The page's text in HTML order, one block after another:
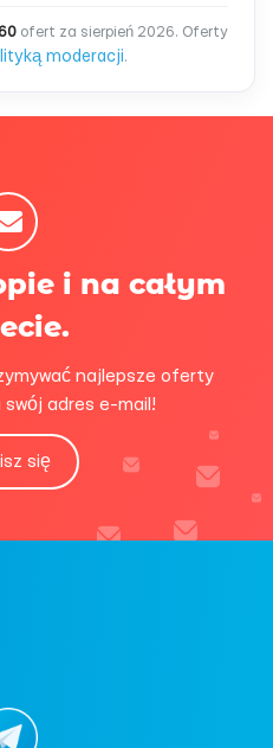
ofert za sierpień 2026. Oferty
moderacji.
i na całym
najlepsze oferty
adres e-mail!
się